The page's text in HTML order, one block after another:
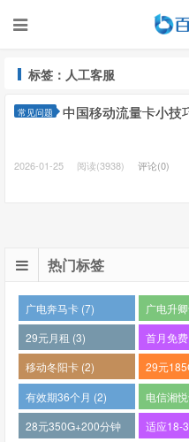
标签：人工客服
常见问题 中国移动流量卡小技
2026-01-25 阅读(3938) 评论(0)
热门标签
广电奔马卡 (7) 广电升
29元月租 (3)
首月免
移动冬阳卡 (2)
29元
(2)
有效期36个月 (2)
电信湘
28元350G+200分钟
适应18-